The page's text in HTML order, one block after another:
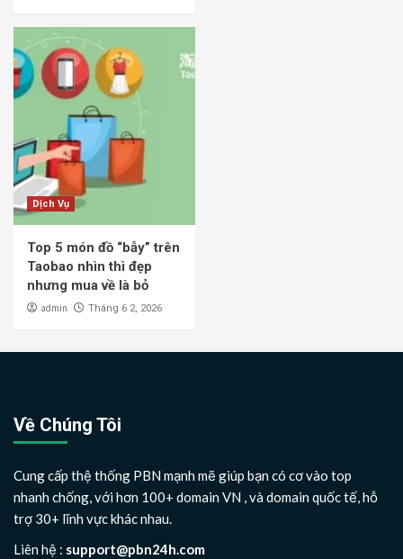
Dịch Vụ
Top 5 món đồ “bẫy” trên
Taobao nhìn thì đẹp
nhưng mua về là bỏ
admin Tháng 6 2, 2026
Về Chúng Tôi
Cung cấp thệ thống PBN mạnh mẽ giúp bạn có cơ vào top
nhanh chống, với hơn 100+ domain VN , và domain quốc tế, hỗ
trợ 30+ lĩnh vực khác nhau.
Liên hệ : support@pbn24h.com